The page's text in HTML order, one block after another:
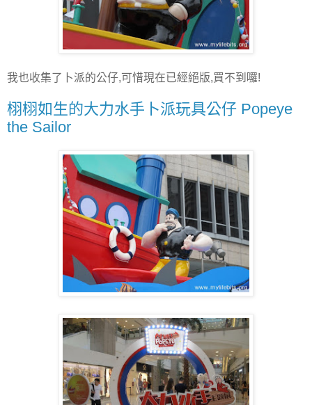
我也收集了卜派的公仔,可惜現在已經絕版,買不到囉!
栩栩如生的大力水手卜派玩具公仔 Popeye
the Sailor